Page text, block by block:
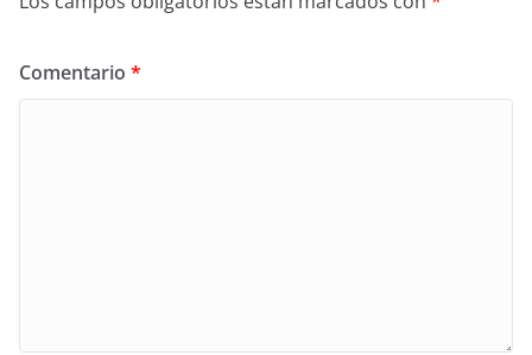
Comentario *